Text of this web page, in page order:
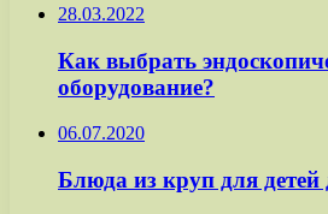
28.03.2022
Как выбрать
оборудование?
06.07.2020
Блюда из круп для детей